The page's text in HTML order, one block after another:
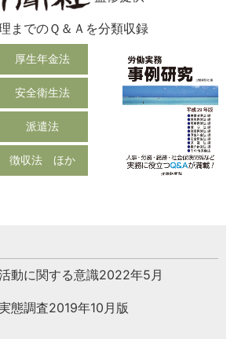
までのＱ＆Ａを分類収録
厚生年金法
安全衛生法
派遣法
徴収法 ほか
動に関する意識2022年5月
態調査2019年10月版